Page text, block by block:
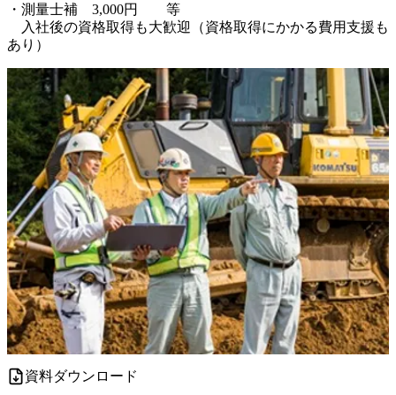
・測量士補　3,000円　　等
入社後の資格取得も大歓迎（資格取得にかかる費用支援も
あり）
資料ダウンロード